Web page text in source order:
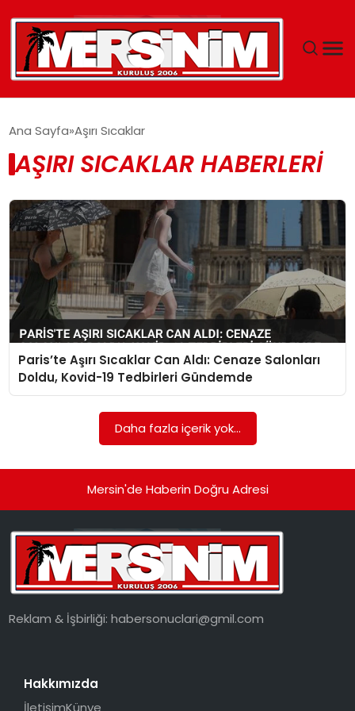
YAŞAM
GÜNCEL
SAĞLIK
EĞITIM
SPOR
EKONOMI
Ana Sayfa Aşırı Sıcaklar
AŞIRI SICAKLAR HABERLERI
Paris’te Aşırı Sıcaklar Can Aldı: Cenaze Salonları
Doldu, Kovid-19 Tedbirleri Gündemde
Daha fazla içerik yok...
Mersin'de Haberin Doğru Adresi
Reklam & İşbirliği:habersonuclari@gmil.com
Hakkımızda
İletişimKünye